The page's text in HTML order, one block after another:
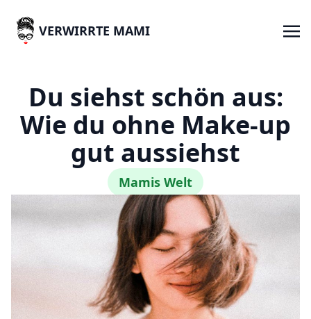
VERWIRRTE MAMI
Du siehst schön aus:
Wie du ohne Make-up
gut aussiehst
Mamis Welt